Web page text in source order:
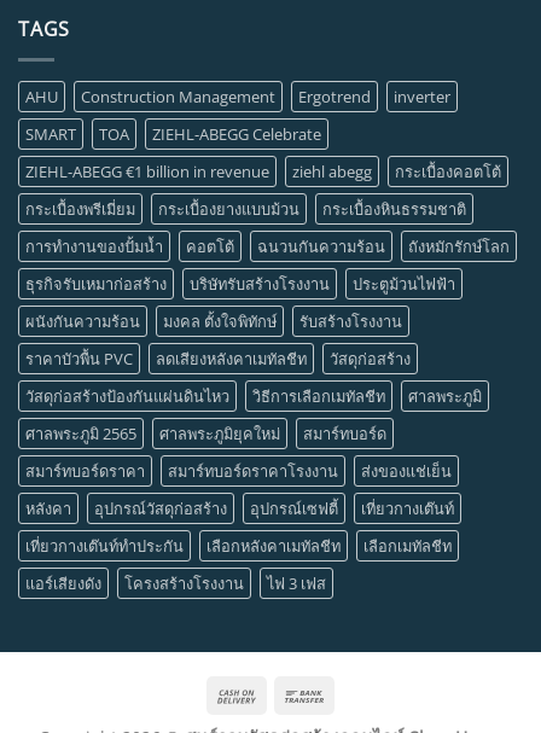
TAGS
AHU Construction Management Ergotrend
inverter
SMART
TOA
ZIEHL-ABEGG Celebrate
ZIEHL-ABEGG €1 billion in revenue
ziehl abegg
กระเบื้องคอตโต้
กระเบื้องพรีเมี่ยม
กระเบื้องยางแบบม้วน
กระเบื้องหินธรรมชาติ
การทำงานของปั้มน้ำ
คอตโต้ ฉนวนกันความร้อน
ถังหมักรักษ์โลก
ธุรกิจรับเหมาก่อสร้าง
บริษัทรับสร้างโรงงาน
ประตูม้วนไฟฟ้า
ผนังกันความร้อน
มงคล ตั้งใจพิทักษ์
รับสร้างโรงงาน
ราคาบัวพื้น PVC
ลดเสียงหลังคาเมทัลชีท
วัสดุก่อสร้าง
วัสดุก่อสร้างป้องกันแผ่นดินไหว
วิธีการเลือกเมทัลชีท
ศาลพระภูมิ
ศาลพระภูมิ 2565
ศาลพระภูมิยุคใหม่
สมาร์ทบอร์ด
สมาร์ทบอร์ดราคา
สมาร์ทบอร์ดราคาโรงงาน
ส่งของแช่เย็น
หลังคา
อุปกรณ์วัสดุก่อสร้าง อุปกรณ์เซฟตี้
เที่ยวกางเต๊นท์
เที่ยวกางเต๊นท์ทำประกัน
เลือกหลังคาเมทัลชีท
เลือกเมทัลชีท
แอร์เสียงดัง
โครงสร้างโรงงาน ไฟ 3 เฟส
Cash